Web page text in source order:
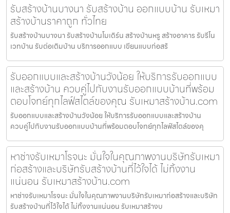
รับสร้างบ้านบางนา รับสร้างบ้าน ออกแบบบ้าน รับเหมา
สร้างบ้านราคาถูก ทั่วไทย
รับสร้างบ้านบางนา รับสร้างบ้านโมเดิร์น สร้างบ้านหรู สร้างอาคาร รับรีโน
เวทบ้าน รับต่อเติมบ้าน บริการออกแบบ เขียนแบบก่อสร้
รับออกแบบและสร้างบ้านวังน้อย ให้บริการรับออกแบบ
และสร้างบ้าน ควบคู่ไปกับงานรับออกแบบบ้านที่พร้อม
ตอบโจทย์ทุกไลฟ์สไตล์ของคุณ รับเหมาสร้างบ้าน.com
รับออกแบบและสร้างบ้านวังน้อย ให้บริการรับออกแบบและสร้างบ้าน
ควบคู่ไปกับงานรับออกแบบบ้านที่พร้อมตอบโจทย์ทุกไลฟ์สไตล์ของคุ
หาช่างรับเหมาโรจนะ มั่นใจในคุณภาพงานบริษัทรับเหมา
ก่อสร้างและบริษัทรับสร้างบ้านที่ไว้ใจได้ ไม่ทิ้งงาน
แน่นอน รับเหมาสร้างบ้าน.com
หาช่างรับเหมาโรจนะ มั่นใจในคุณภาพงานบริษัทรับเหมาก่อสร้างและบริษัท
รับสร้างบ้านที่ไว้ใจได้ ไม่ทิ้งงานแน่นอน รับเหมาสร้างบ